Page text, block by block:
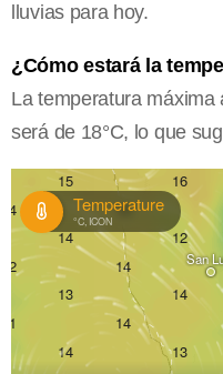
lluvias para hoy.
¿Cómo estará la
La temperatura máxima
será de 18°C, lo que